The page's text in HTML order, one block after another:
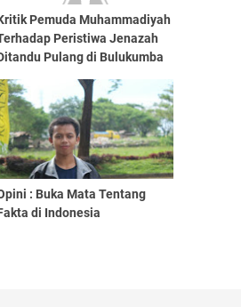
Pemuda Muhammadiyah
Peristiwa Jenazah
Pulang di Bulukumba
: Buka Mata Tentang
di Indonesia